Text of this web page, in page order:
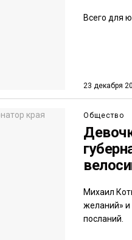
Всего для
23 декабря
Общество
Михаил
желаний» и
посланий.